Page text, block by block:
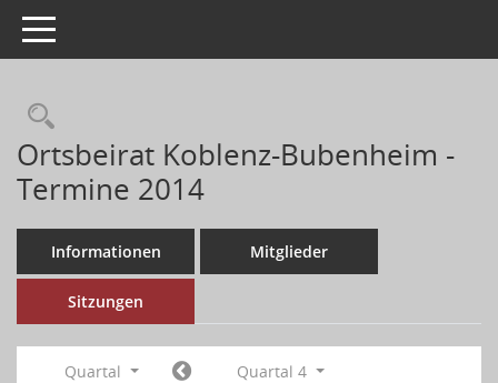
Toggle navigation
Ortsbeirat Koblenz-Bubenheim -
Termine 2014
Informationen Mitglieder
Sitzungen
Quartal
Quartal 4